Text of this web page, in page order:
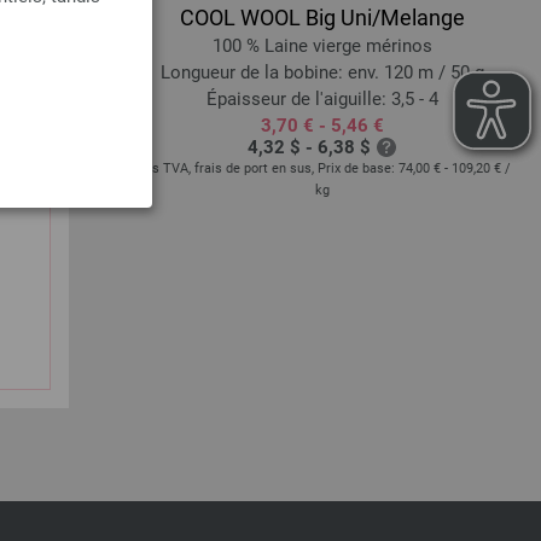
4,5
COOL WOOL Big Uni/Melange
100 % Laine vierge mérinos
Longueur de la bobine: env. 120 m / 50 g
Épaisseur de l'aiguille: 3,5 - 4
3,70 € - 5,46 €
4,32 $ - 6,38 $
hors TVA, frais de port en sus, Prix de base: 74,00 € - 109,20 € /
kg